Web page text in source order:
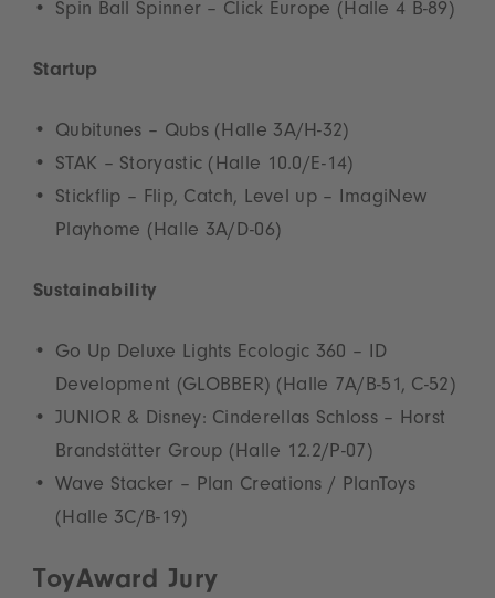
Spin Ball Spinner – Click Europe (Halle 4 B-89)
Startup
Qubitunes – Qubs (Halle 3A/H-32)
STAK – Storyastic (Halle 10.0/E-14)
Stickflip – Flip, Catch, Level up – ImagiNew
Playhome (Halle 3A/D-06)
Sustainability
Go Up Deluxe Lights Ecologic 360 – ID
Development (GLOBBER) (Halle 7A/B-51, C-52)
JUNIOR & Disney: Cinderellas Schloss – Horst
Brandstätter Group (Halle 12.2/P-07)
Wave Stacker – Plan Creations / PlanToys
(Halle 3C/B-19)
ToyAward Jury